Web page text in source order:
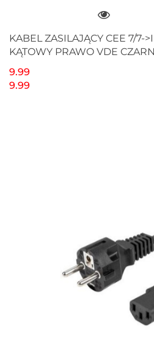
KABEL ZASILAJĄCY CEE 7/7-
KĄTOWY PRAWO VDE
9.99
9.99